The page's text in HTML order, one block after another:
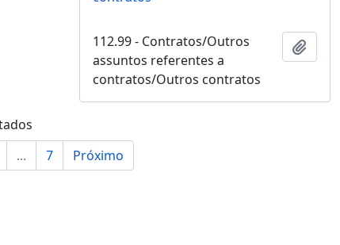
112.99 - Contratos/Outros
assuntos referentes a
contratos/Outros contratos
... 7 Próximo